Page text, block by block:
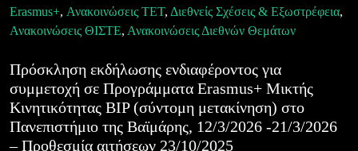
Erasmus+, Ανακοινώσεις ΤΕΤ, Διεθνείς Σχέσεις & Εξωστρέφεια,
Ανακοινώσεις ΘΙΣΤΕ, Ανακοινώσεις Διεθνών Θεμάτων
Πρόσκληση εκδήλωσης ενδιαφέροντος για
συμμετοχή σε Προγράμματα Erasmus+ Μικτής
Κινητικότητας BIP (σύντομη μετακίνηση) στο
Πανεπιστήμιο της Βαϊμάρης, 12/3/2026 -21/3/2026
– Προθεσμία αιτήσεων 23/10/2025